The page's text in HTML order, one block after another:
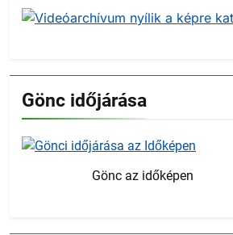
Gönc időjárása
Gönc az időképen